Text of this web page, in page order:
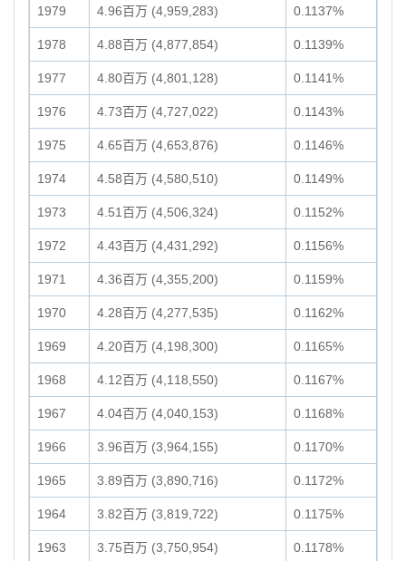
1979 4.96百万 (4,959,283) 0.1137%
1978 4.88百万 (4,877,854) 0.1139%
1977 4.80百万 (4,801,128) 0.1141%
1976 4.73百万 (4,727,022) 0.1143%
1975 4.65百万 (4,653,876) 0.1146%
1974 4.58百万 (4,580,510) 0.1149%
1973 4.51百万 (4,506,324) 0.1152%
1972 4.43百万 (4,431,292) 0.1156%
1971 4.36百万 (4,355,200) 0.1159%
1970 4.28百万 (4,277,535) 0.1162%
1969 4.20百万 (4,198,300) 0.1165%
1968 4.12百万 (4,118,550) 0.1167%
1967 4.04百万 (4,040,153) 0.1168%
1966 3.96百万 (3,964,155) 0.1170%
1965 3.89百万 (3,890,716) 0.1172%
1964 3.82百万 (3,819,722) 0.1175%
1963 3.75百万 (3,750,954) 0.1178%